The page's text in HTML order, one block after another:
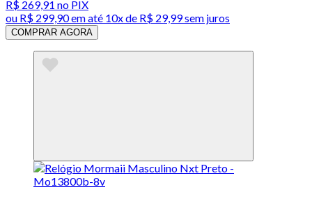
R$ 269,91 no PIX
ou R$ 299,90em até 10x de R$ 29,99 sem juros
COMPRAR AGORA